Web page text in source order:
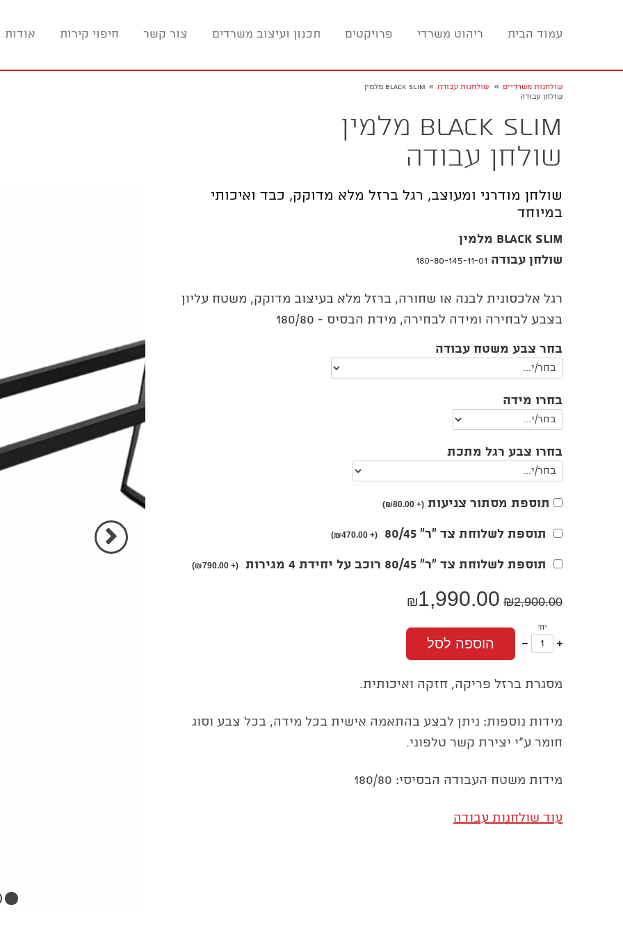
עמוד הבית ריהוט משרדי פרויקטים תכנון ועיצוב משרדים צור קשר חיפוי קירות אודות
שולחנות משרדיים » שולחנות עבודה » BLACK SLIM מלמין
שולחן עבודה
BLACK SLIM מלמין
שולחן עבודה
שולחן מודרני ומעוצב, רגל ברזל מלא מדוקק, כבד ואיכותי
במיוחד
BLACK SLIM מלמין
שולחן עבודה 180-80-145-11-01
רגל אלכסונית לבנה או שחורה, ברזל מלא בעיצוב מדוקק, משטח עליון
בצבע לבחירה ומידה לבחירה, מידת הבסיס - 180/80
בחר צבע משטח עבודה
בחרו מידה
בחרו צבע רגל מתכת
בחירת
אפשרות
תוספת מסתור צניעות (+
₪80.00)
אפשרות
(+
₪470.00)
(+
₪790.00)
₪2,900.00
₪1,990.00
יח'
עוד
פחות
אחד
הוספה לסל
מסגרת ברזל פריקה, חזקה ואיכותית.
מידות נוספות: ניתן לבצע בהתאמה אישית בכל מידה, בכל צבע וסוג
חומר ע"י יצירת קשר טלפוני.
מידות משטח העבודה הבסיסי: 180/80
עוד שולחנות עבודה
2